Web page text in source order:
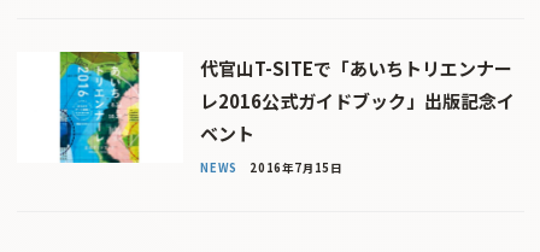
代官山T-SITEで「あいちトリエンナー
レ2016公式ガイドブック」出版記念イ
ベント
NEWS 2016年7月15日